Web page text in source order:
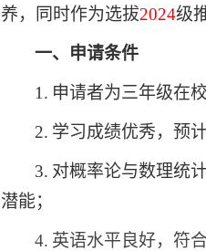
养，同时作为选拔2024级
一、申请条件
1. 申请者为三年级在
2. 学习成绩优秀，预
3. 对概率论与数理统
潜能；
4. 英语水平良好，符